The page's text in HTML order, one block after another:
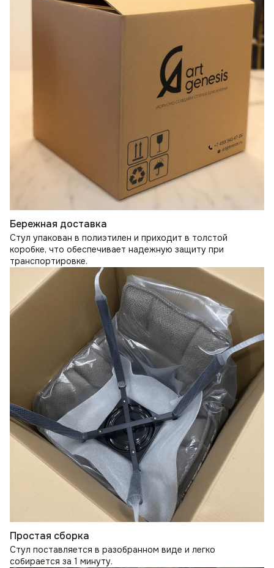
Бережная доставка
Стул упакован в полиэтилен и приходит в толстой
коробке, что обеспечивает надежную защиту при
транспортировке.
Простая сборка
Стул поставляется в разобранном виде и легко
собирается за 1 минуту.